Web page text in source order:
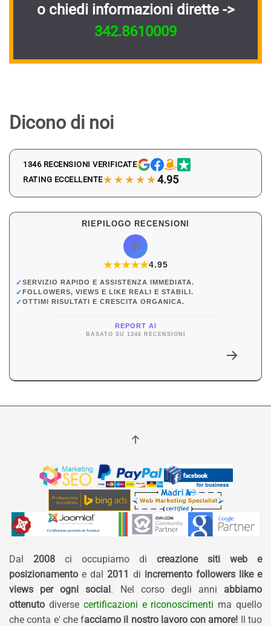
o chiedi informazioni dirette ->
342.8610009
Dicono di noi
1346 RECENSIONI VERIFICATE
RATING ECCELLENTE★★★★★4.95
RIEPILOGO RECENSIONI
✨
★★★★★
★4.95
✓SERVIZIO RAPIDO E ASSISTENZA IMMEDIATA.
✓FOLLOWERS, VIEWS E LIKE REALI E STABILI.
✓OTTIMI RISULTATI E CRESCITA ORGANICA.
REPORT AI
BASATO SU 1346 RECENSIONI
Dal 2008 ci occupiamo di creazione siti web e
posizionamento e dal 2011 di incremento followers like e
views per ogni social. Nel corso degli anni abbiamo
ottenuto diverse certificazioni e riconoscimenti ma quello
che conta e' che facciamo il nostro lavoro con amore! Il tuo